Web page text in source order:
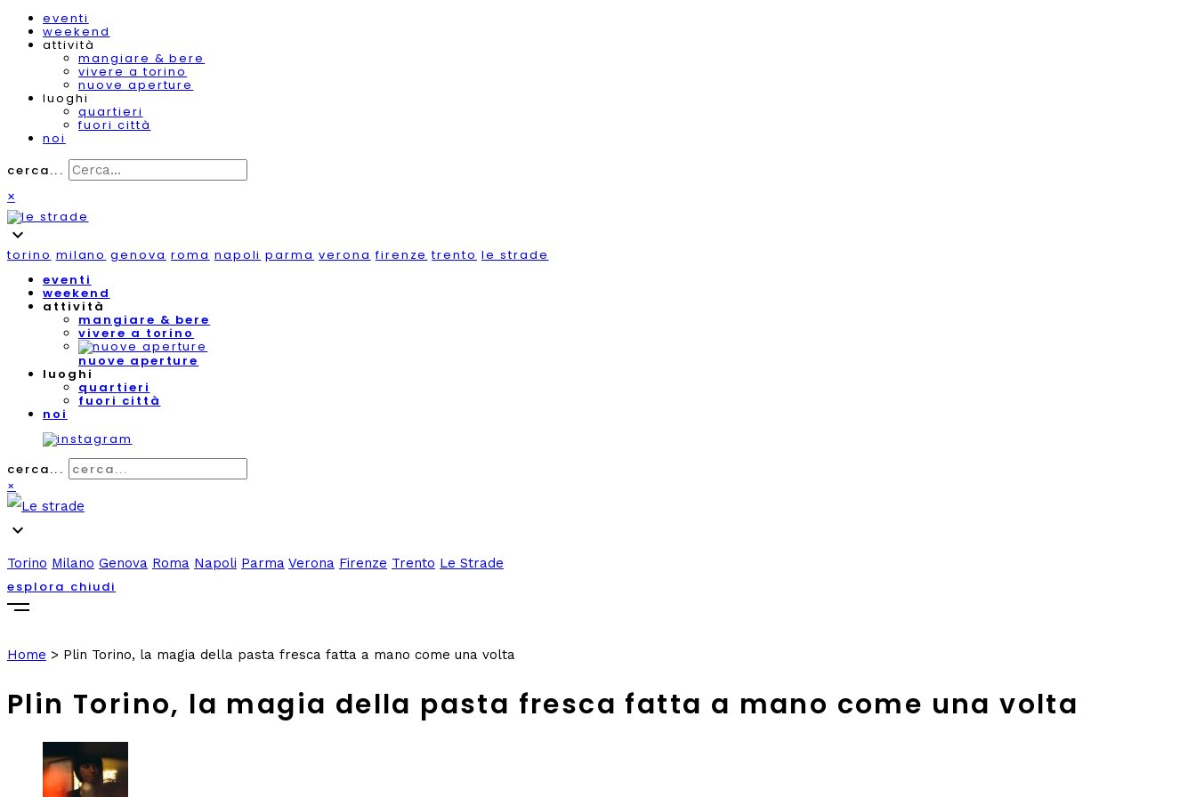
eventi
weekend
attività
mangiare & bere
vivere a torino
nuove aperture
luoghi
quartieri
fuori città
noi
cerca...
×
expand_more
torino milano genova roma napoli parma verona firenze trento le strade
eventi
weekend
attività
mangiare & bere
vivere a torino
nuove aperture
luoghi
quartieri
fuori città
noi
cerca...
×
expand_more
Torino Milano Genova Roma Napoli Parma Verona Firenze Trento Le Strade
esplora chiudi
Home > Plin Torino, la magia della pasta fresca fatta a mano come una volta
Plin Torino, la magia della pasta fresca fatta a mano come una volta